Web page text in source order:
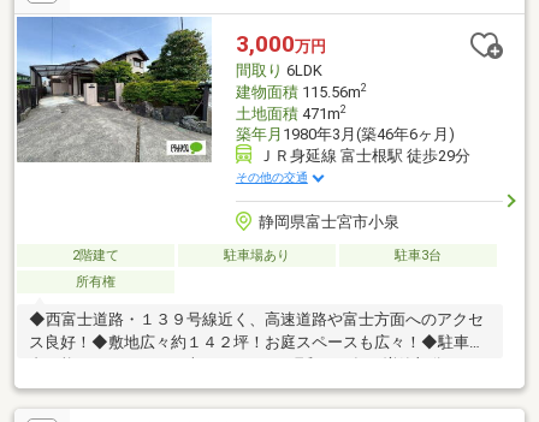
3,000万円
間取り 6LDK
建物面積115.56m2
土地面積471m2
築年月 1980年3月(築46年6ヶ月)
ＪＲ身延線 富士根駅 徒歩29分
その他の交通
静岡県富士宮市小泉
2階建て 駐車場あり
駐車3台
所有権
◆西富士道路・１３９号線近く、高速道路や富士方面へのアクセ
ス良好！◆敷地広々約１４２坪！お庭スペースも広々！◆駐車４
５．１６㎡あり、延べ面積１５０．５６㎡（４５．５４坪） 住
宅ローンの相談もいつでも受け付けております♪ローンにお悩みの